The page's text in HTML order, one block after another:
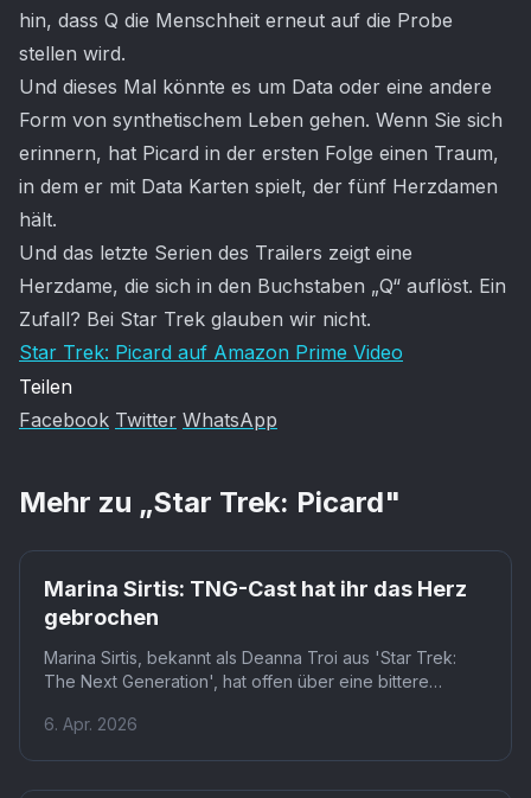
hin, dass Q die Menschheit erneut auf die Probe
stellen wird.
Und dieses Mal könnte es um Data oder eine andere
Form von synthetischem Leben gehen. Wenn Sie sich
erinnern, hat Picard in der ersten Folge einen Traum,
in dem er mit Data Karten spielt, der fünf Herzdamen
hält.
Und das letzte Serien des Trailers zeigt eine
Herzdame, die sich in den Buchstaben „Q“ auflöst. Ein
Zufall? Bei Star Trek glauben wir nicht.
Star Trek: Picard auf Amazon Prime Video
Teilen
Facebook Twitter WhatsApp
Mehr zu „Star Trek: Picard"
Marina Sirtis: TNG-Cast hat ihr das Herz
gebrochen
Marina Sirtis, bekannt als Deanna Troi aus 'Star Trek:
The Next Generation', hat offen über eine bittere
Dreharbeiten zu 'Star Trek: Picard' Staffel 3 erlebte. Die
6. Apr. 2026